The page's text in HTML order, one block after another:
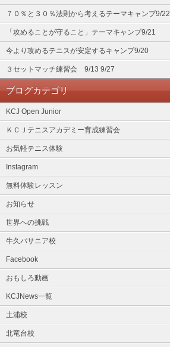
７０％と３０％法則から考えるテーマキャンプ9/22
「攻めることが守ること」テーマキャンプ9/21
今より攻めるテニスが安定するキャンプ9/20
３セットマッチ練習会 9/13 9/27
ブログカテゴリ
KCJ Open Junior
ＫＣＪテニスアカデミー育成練習会
お気軽テニス体験
Instagram
無料体験レッスン
お知らせ
世界への挑戦
牛久パサニア校
Facebook
おもしろ動画
KCJNews一覧
土浦校
北竜台校